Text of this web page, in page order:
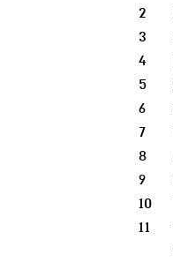
2
3
4
5
6
7
8
9
10
11